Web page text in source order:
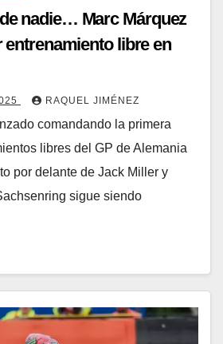
nadie… Marc Márquez
entrenamiento libre en
RAQUEL JIMÉNEZ
comandando la primera
libres del GP de Alemania
por delante de Jack Miller y
sigue siendo